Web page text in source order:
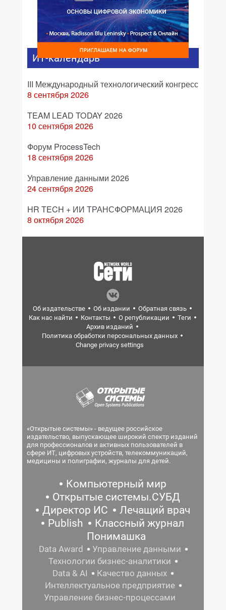
ИТ-календарь
III Международный технологический конгресс
8 сентября 2026
TEAM LEAD TODAY 2026
10 сентября 2026
Форум ProcessTech
18 сентября 2026
Управление данными 2026
24 сентября 2026
HR TECH + ИИ ТРАНСФОРМАЦИЯ 2026
8 октября 2026
Об издательстве Об издании
Обратная связь
Как нас найти
Контакты О републикации
Теги
Архив изданий
Политика обработки персональных данных
Change privacy settings
«Открытые системы» - ведущее российское
издательство, выпускающее широкий спектр изданий
для профессионалов и активных пользователей в
сфере ИТ, цифровых устройств, телекоммуникаций,
медицины и полиграфии, журналы для детей.
Компьютерный мир
Открытые системы.СУБД
Директор ИС
Лечащий врач
Publish
Классный журнал
Понимашка
Data Award
Управление данными
Технологии бизнес-аналитики
Data & AI
Качество данных
Интеллектуальное предприятие
Управление бизнес-процессами